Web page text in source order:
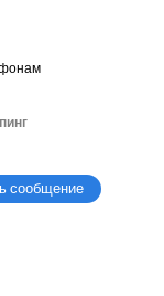
сообщение